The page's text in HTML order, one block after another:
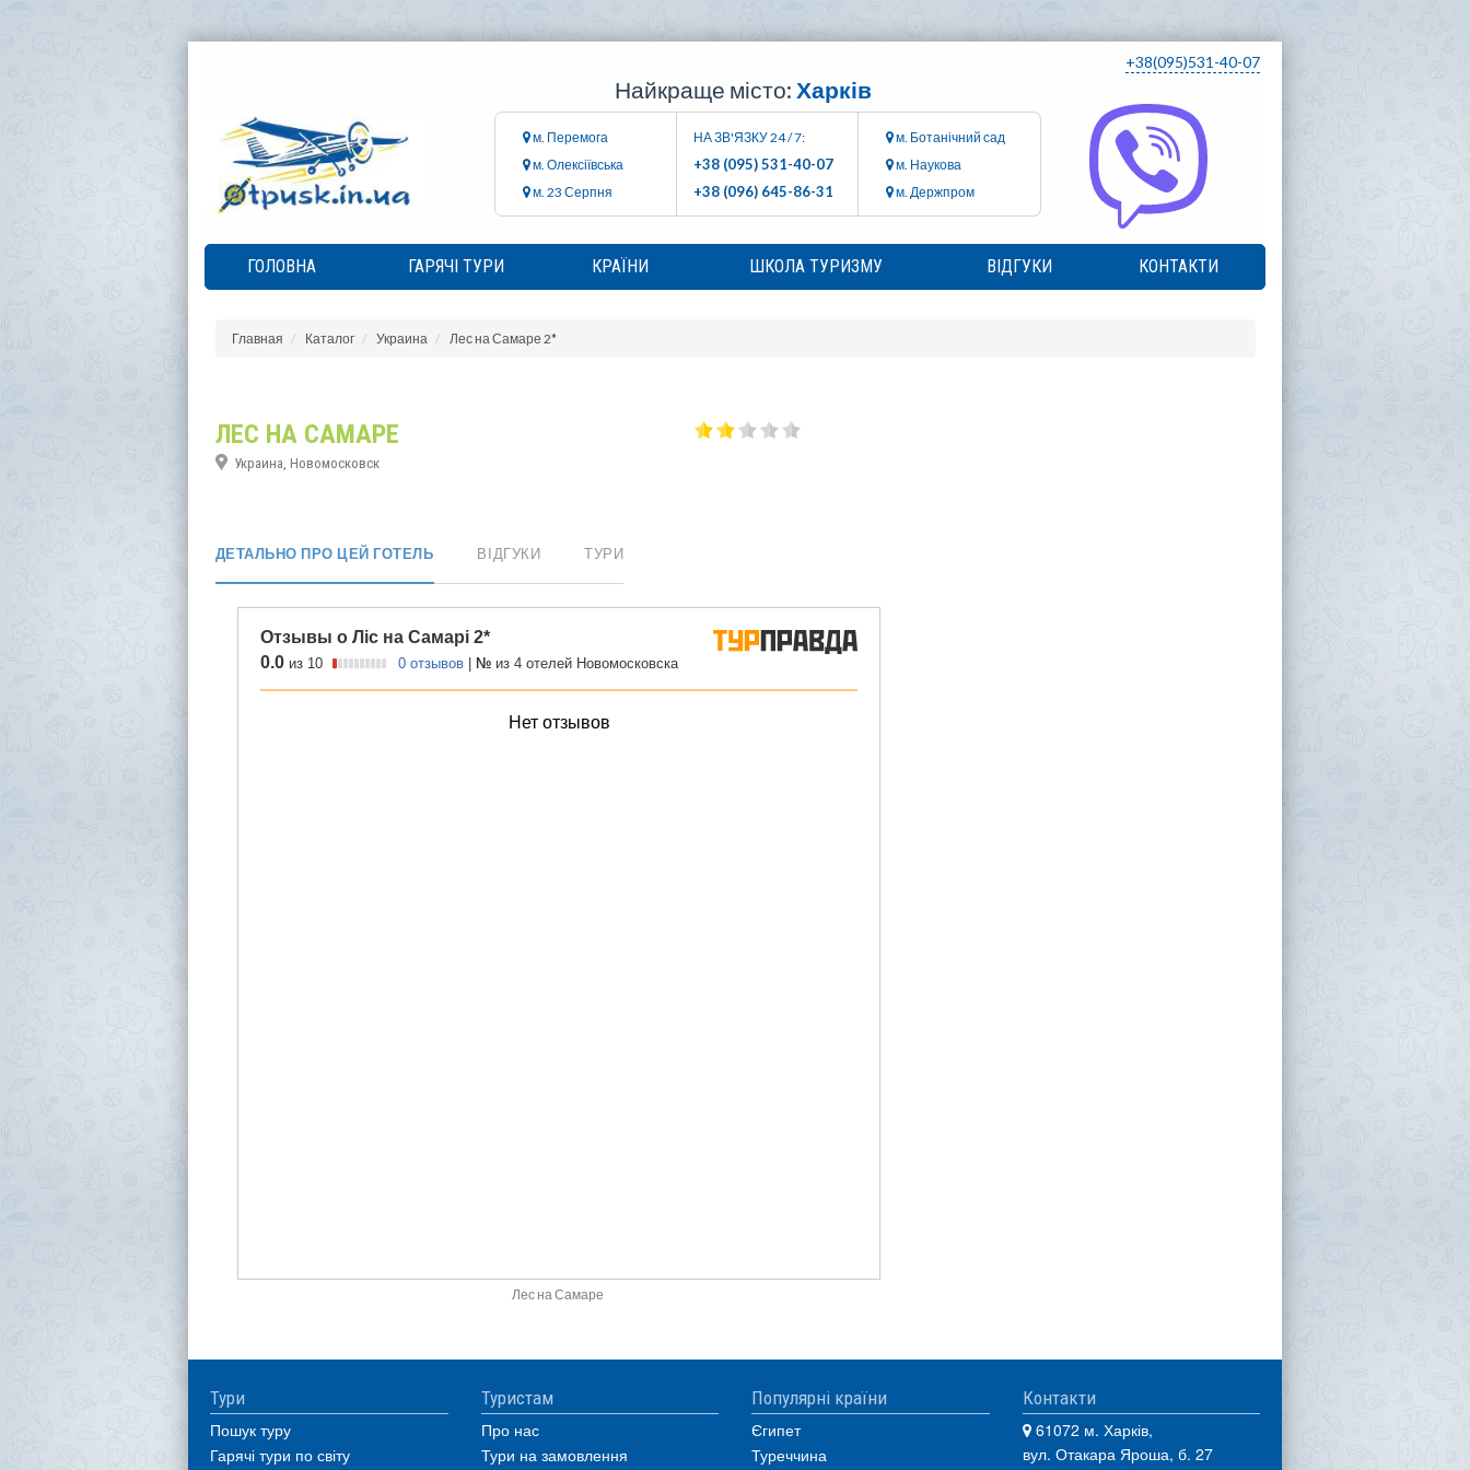
+38(095)531-40-07
Найкраще місто: Харків
м. Перемога
м. Олексіївська
м. 23 Серпня
НА ЗВ'ЯЗКУ 24 / 7:
+38 (095) 531-40-07
+38 (096) 645-86-31
м. Ботанічний сад
м. Наукова
м. Держпром
ГОЛОВНА ГАРЯЧІ ТУРИ КРАЇНИ ШКОЛА ТУРИЗМУ ВІДГУКИ КОНТАКТИ
Главная Каталог Украина Лес на Самаре 2*
ЛЕС НА САМАРЕ
Украина, Новомосковск
ДЕТАЛЬНО ПРО ЦЕЙ ГОТЕЛЬ ВІДГУКИ ТУРИ
Лес на Самаре
Тури
Пошук туру
Гарячі тури по світу
Туристам
Про нас
Тури на замовлення
Популярні країни
Єгипет
Туреччина
Контакти
61072 м. Харків,
вул. Отакара Яроша, б. 27